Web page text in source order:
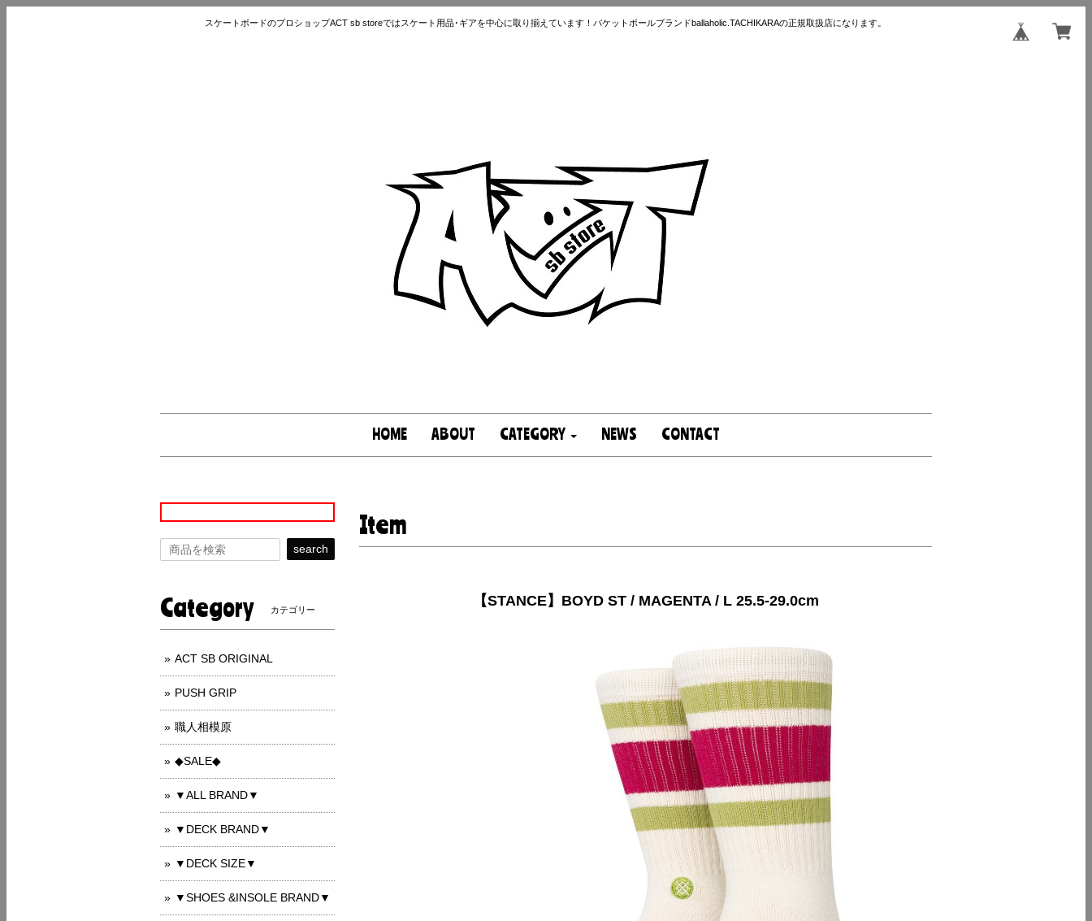
スケートボードのプロショップACT sb storeではスケート用品･ギアを中心に取り揃えています！バケットボールブランドballaholic.TACHIKARAの正規取扱店になります。
HOME ABOUT CATEGORY NEWS CONTACT
Item
【STANCE】BOYD ST / MAGENTA / L 25.5-29.0cm
search
Category カテゴリー
ACT SB ORIGINAL
PUSH GRIP
職人相模原
◆SALE◆
▼ALL BRAND▼
▼DECK BRAND▼
▼DECK SIZE▼
▼SHOES &INSOLE BRAND▼